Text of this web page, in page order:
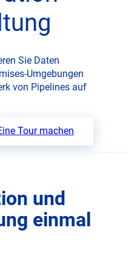
Sie Daten
Umgebungen
von Pipelines auf
Tour machen
und
einmal